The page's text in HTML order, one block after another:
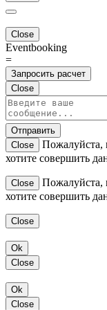
Close
Eventbooking
=
Запросить расчет
Close
Отправить
Close
Пожалуйста,
хотите совершить
Close
Пожалуйста,
хотите совершить
Close
Ok
Close
Ok
Close